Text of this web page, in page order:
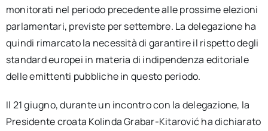
monitorati nel periodo precedente alle prossime elezioni
parlamentari, previste per settembre. La delegazione ha
quindi rimarcato la necessità di garantire il rispetto degli
standard europei in materia di indipendenza editoriale
delle emittenti pubbliche in questo periodo.
Il 21 giugno, durante un incontro con la delegazione, la
Presidente croata Kolinda Grabar-Kitarović ha dichiarato